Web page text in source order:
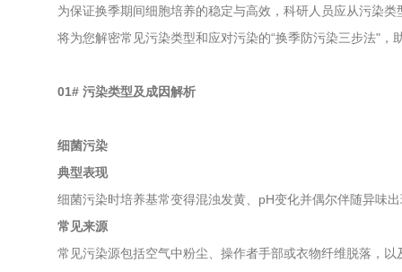
为保证换季期间细胞培养的稳定与高效，科研人员应从污染
将为您解密常见污染类型和应对污染的“换季防污染三步法"，
01# 污染类型及成因解析
细菌污染
典型表现
细菌污染时培养基常变得混浊发黄、pH变化并偶尔伴随异味
常见来源
常见污染源包括空气中粉尘、操作者手部或衣物纤维脱落，